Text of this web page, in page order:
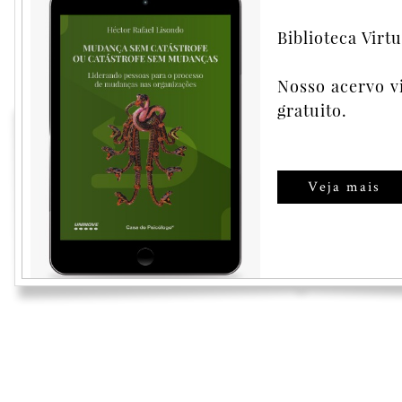
Biblioteca
Nosso acervo
gratuito.
Veja mais
Psicologia do
crise organizacional
Comprar